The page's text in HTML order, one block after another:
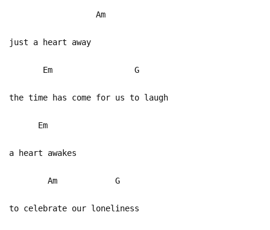
Am
just a heart away
Em G
the time has come for us to laugh
Em
a heart awakes
Am G
to celebrate our loneliness